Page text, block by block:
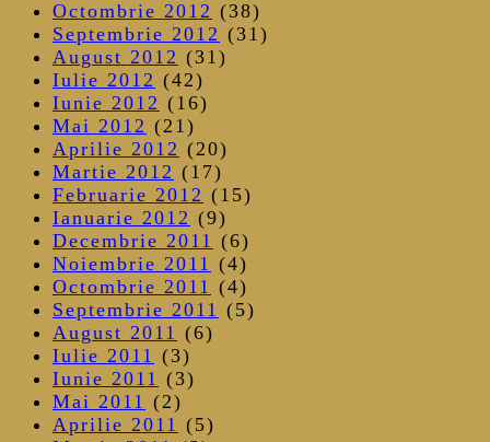
Octombrie 2012 (38)
Septembrie 2012 (31)
August 2012 (31)
Iulie 2012 (42)
Iunie 2012 (16)
Mai 2012 (21)
Aprilie 2012 (20)
Martie 2012 (17)
Februarie 2012 (15)
Ianuarie 2012 (9)
Decembrie 2011 (6)
Noiembrie 2011 (4)
Octombrie 2011 (4)
Septembrie 2011 (5)
August 2011 (6)
Iulie 2011 (3)
Iunie 2011 (3)
Mai 2011 (2)
Aprilie 2011 (5)